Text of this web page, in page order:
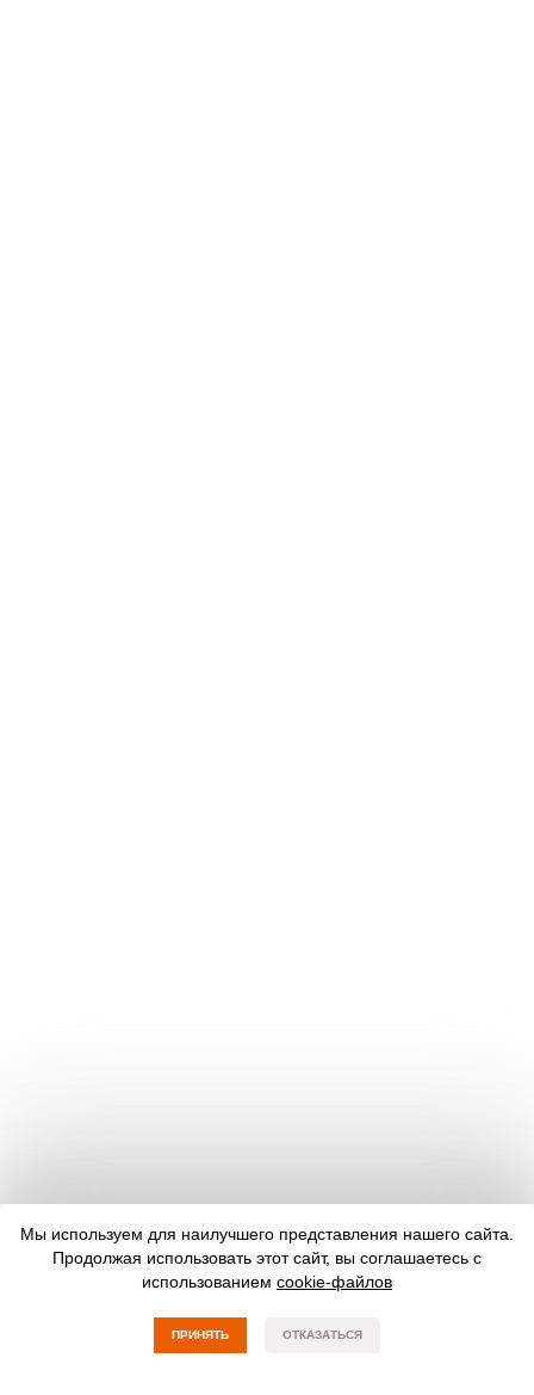
Мы используем для наилучшего представления нашего сайта.
Продолжая использовать этот сайт, вы соглашаетесь с
использованием cookie-файлов
ПРИНЯТЬ ОТКАЗАТЬСЯ